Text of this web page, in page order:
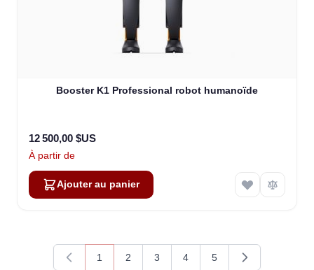
Booster K1 Professional robot humanoïde
12 500,00 $US
À partir de
Ajouter au panier
Vous lisez actuellement la page
1
Page
2
Page
3
Page
4
Page
5